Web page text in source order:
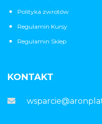
Polityka zwrotów
Regulamin Kursy
Regulamin Sklep
KONTAKT